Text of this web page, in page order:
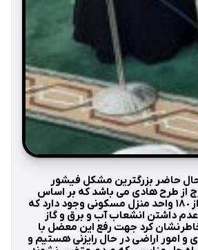
حال حاضر بزرگترين مشكل فيشور
از طرح هادی می باشد كه بر اساس
آمار غير رسمی بيش از ١٨٠ واحد منزل مسكونی وجود دارد كه
داشتن انشعاب آب و برق و گاز
كرد جهت رفع اين معضل با
و امور اراضی در حال رايزنی هستيم و